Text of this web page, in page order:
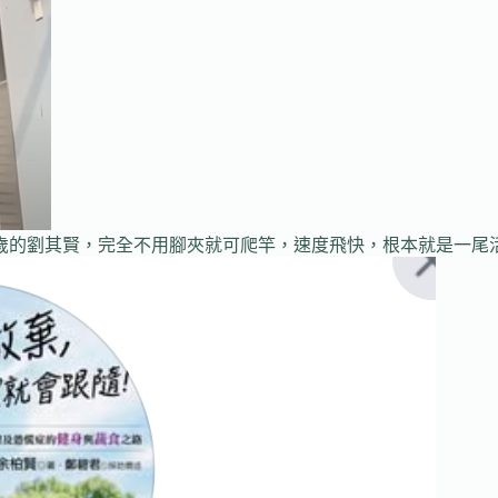
的劉其賢，完全不用腳夾就可爬竿，速度飛快，根本就是一尾